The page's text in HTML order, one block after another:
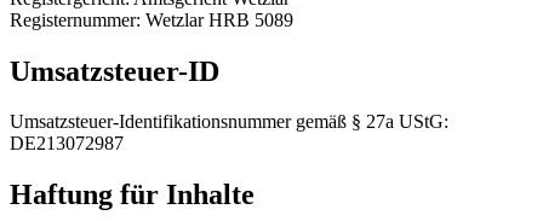
Registernummer: Wetzlar HRB 5089
Umsatzsteuer-ID
Umsatzsteuer-Identifikationsnummer gemäß § 27a UStG:
DE213072987
Haftung für Inhalte